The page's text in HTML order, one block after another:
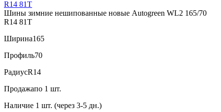
Шины зимние нешипованные новые Autogreen WL2 165/70
R14 81T
Ширина165
Профиль70
РадиусR14
Продажапо 1 шт.
Наличие 1 шт. (через 3-5 дн.)